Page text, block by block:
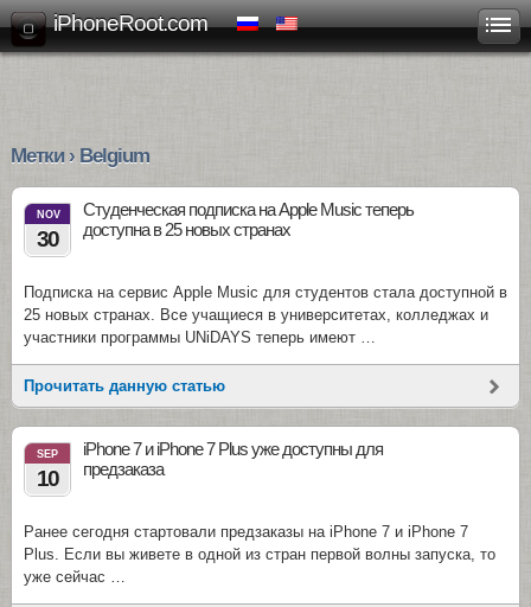
iPhoneRoot.com
Метки › Belgium
NOV
30
Студенческая подписка на Apple Music теперь
доступна в 25 новых странах
Подписка на сервис Apple Music для студентов стала доступной в
25 новых странах. Все учащиеся в университетах, колледжах и
участники программы UNiDAYS теперь имеют …
Прочитать данную статью
SEP
10
iPhone 7 и iPhone 7 Plus уже доступны для
предзаказа
Ранее сегодня стартовали предзаказы на iPhone 7 и iPhone 7
Plus. Если вы живете в одной из стран первой волны запуска, то
уже сейчас …